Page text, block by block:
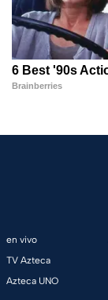
en vivo
TV Azteca
Azteca UNO